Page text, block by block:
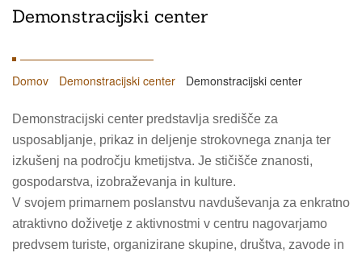
Demonstracijski center
Domov Demonstracijski center Demonstracijski center
Demonstracijski center predstavlja središče za
usposabljanje, prikaz in deljenje strokovnega znanja ter
izkušenj na področju kmetijstva. Je stičišče znanosti,
gospodarstva, izobraževanja in kulture.
V svojem primarnem poslanstvu navduševanja za enkratno
atraktivno doživetje z aktivnostmi v centru nagovarjamo
predvsem turiste, organizirane skupine, društva, zavode in